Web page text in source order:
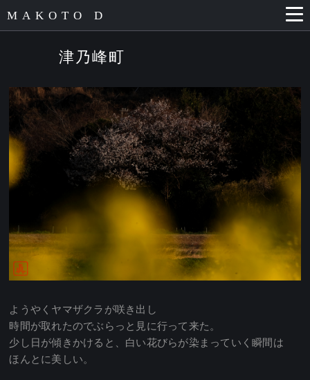
MAKOTO D
津乃峰町
ようやくヤマザクラが咲き出し
時間が取れたのでぶらっと見に行って来た。
少し日が傾きかけると、白い花びらが染まっていく瞬間は
ほんとに美しい。